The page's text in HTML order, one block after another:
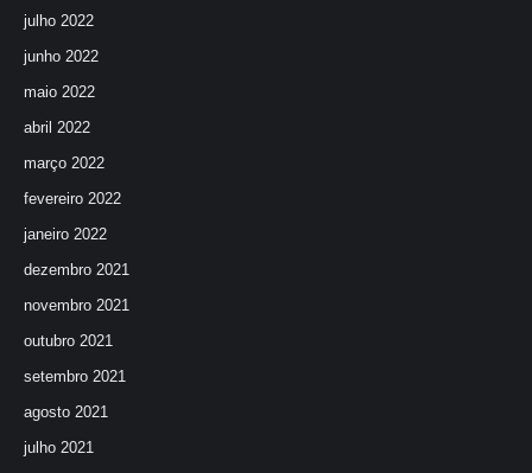
julho 2022
junho 2022
maio 2022
abril 2022
março 2022
fevereiro 2022
janeiro 2022
dezembro 2021
novembro 2021
outubro 2021
setembro 2021
agosto 2021
julho 2021